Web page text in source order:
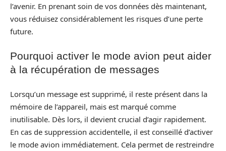
l’avenir. En prenant soin de vos données dès maintenant,
vous réduisez considérablement les risques d’une perte
future.
Pourquoi activer le mode avion peut aider
à la récupération de messages
Lorsqu’un message est supprimé, il reste présent dans la
mémoire de l’appareil, mais est marqué comme
inutilisable. Dès lors, il devient crucial d’agir rapidement.
En cas de suppression accidentelle, il est conseillé d’activer
le mode avion immédiatement. Cela permet de restreindre